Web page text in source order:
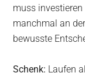
muss
manchmal an
bewusste
Schenk: Laufen